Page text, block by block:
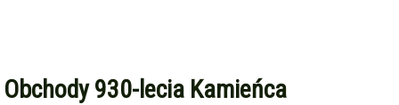
Obchody 930-lecia Kamieńca